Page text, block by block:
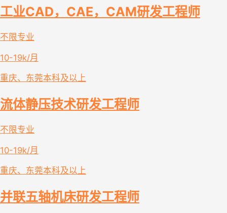
工业CAD，CAE，CAM研发工程师
不限专业
10-19k/月
重庆、东莞本科及以上
流体静压技术研发工程师
不限专业
10-19k/月
重庆、东莞本科及以上
并联五轴机床研发工程师